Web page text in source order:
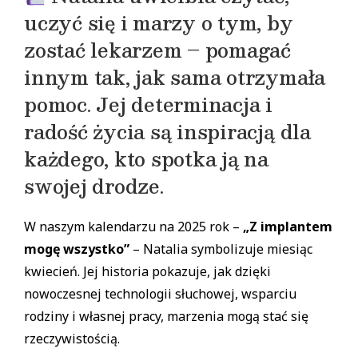
uczyć się i marzy o tym, by
zostać lekarzem – pomagać
innym tak, jak sama otrzymała
pomoc. Jej determinacja i
radość życia są inspiracją dla
każdego, kto spotka ją na
swojej drodze.
W naszym kalendarzu na 2025 rok – „Z implantem
mogę wszystko” – Natalia symbolizuje miesiąc
kwiecień. Jej historia pokazuje, jak dzięki
nowoczesnej technologii słuchowej, wsparciu
rodziny i własnej pracy, marzenia mogą stać się
rzeczywistością.